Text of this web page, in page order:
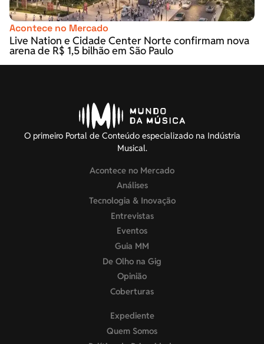
Acontece no Mercado
Live Nation e Cidade Center Norte confirmam nova
arena de R$ 1,5 bilhão em São Paulo
O primeiro Portal de Conteúdo especializado na Indústria
Musical.
Acontece no Mercado
Análises
Tecnologia & Inovação
Entrevistas
Eventos
Guia MM
De Olho na Gig
Opinião
Coberturas
Expediente
Quem Somos